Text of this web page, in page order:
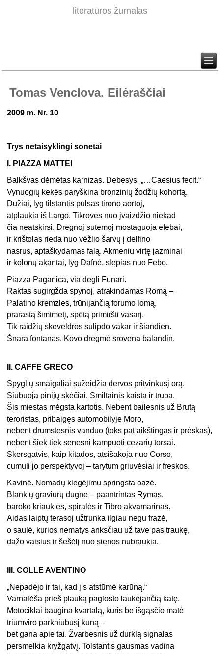
literatūros žurnalas
Tomas Venclova. Eilėraščiai
2009 m. Nr. 10
Trys netaisyklingi sonetai
I. PIAZZA MATTEI
Balkšvas dėmėtas karnizas. Debesys. „…Caesius fecit.“
Vynuogių kekės paryškina bronzinių žodžių kohortą.
Dūžiai, lyg tilstantis pulsas tirono aortoj,
atplaukia iš Largo. Tikrovės nuo įvaizdžio niekad
čia neatskirsi. Drėgnoj sutemoj mostaguoja efebai,
ir krištolas rieda nuo vėžlio šarvų į delfino
nasrus, aptaškydamas falą. Akmeniu virtę jazminai
ir kolonų akantai, lyg Dafnė, slepias nuo Febo.
Piazza Paganica, via degli Funari.
Raktas sugirgžda spynoj, atrakindamas Romą –
Palatino kremzles, trūnijančią forumo lomą,
prarastą šimtmetį, spėtą primiršti vasarį.
Tik raidžių skeveldros sulipdo vakar ir šiandien.
Šnara fontanas. Kovo drėgmė srovena balandin.
II. CAFFE GRECO
Spyglių smaigaliai sužeidžia dervos pritvinkusį orą.
Siūbuoja pinijų skėčiai. Smiltainis kaista ir trupa.
Šis miestas mėgsta kartotis. Nebent bailesnis už Brutą
teroristas, pribaigęs automobilyje Moro,
nebent drumstesnis vanduo (toks pat aikštingas ir prėskas),
nebent šiek tiek senesni kampuoti cezarių torsai.
Skersgatvis, kaip kitados, atsišakoja nuo Corso,
cumuli jo perspektyvoj – tarytum griuvėsiai ir freskos.
Kavinė. Nomadų klegėjimu springsta oazė.
Blankių graviūrų dugne – paantrintas Rymas,
baroko kriauklės, spiralės ir Tibro akvamarinas.
Aidas laiptų terasoj užtrunka ilgiau negu frazė,
o saulė, kurios nematys anksčiau už tave pasitraukę,
dažo vaisius ir šešėlį nuo sienos nubraukia.
III. COLLE AVENTINO
„Nepadėjo ir tai, kad jis atstūmė karūną.“
Varnalėša prieš plauką paglosto laukėjančią katę.
Motociklai baugina kvartalą, kuris be išgąsčio matė
triumviro parkniubusį kūną –
bet gana apie tai. Žvarbesnis už durklą signalas
persmelkia kryžgatvį. Tolstantis gausmas vadina